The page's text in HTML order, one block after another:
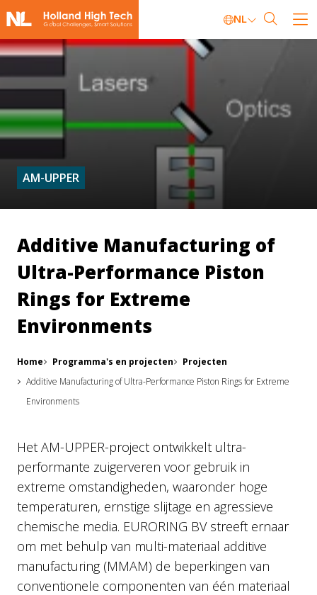
NL
AM-UPPER
Additive Manufacturing of
Ultra-Performance Piston
Rings for Extreme
Environments
Home Programma's en projecten
Projecten
Additive Manufacturing of Ultra-Performance Piston Rings for Extreme
Environments
Het AM-UPPER-project ontwikkelt ultra-
performante zuigerveren voor gebruik in
extreme omstandigheden, waaronder hoge
temperaturen, ernstige slijtage en agressieve
chemische media. EURORING BV streeft ernaar
om met behulp van multi-materiaal additive
manufacturing (MMAM) de beperkingen van
conventionele componenten van één materiaal